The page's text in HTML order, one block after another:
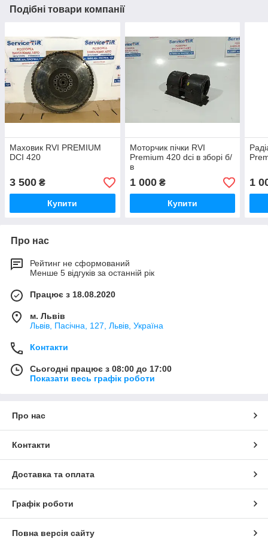
Подібні товари компанії
Маховик RVI PREMIUM
DCI 420
3 500 ₴
Купити
Моторчик пічки RVI
Premium 420 dci в зборі б/
в
1 000₴
Купити
1
Про нас
Рейтинг не сформований
Менше 5 відгуків за останній рік
Працює з 18.08.2020
м. Львів
Львів, Пасічна, 127, Львів, Україна
Контакти
Сьогодні працює з 08:00 до 17:00
Показати весь графік роботи
Про нас
Контакти
Доставка та оплата
Графік роботи
Повна версія сайту